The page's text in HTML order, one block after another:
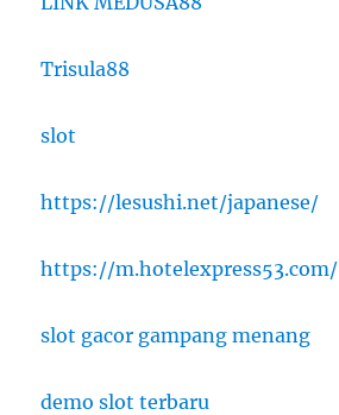
Trisula88
slot
https://lesushi.net/japanese/
https://m.hotelexpress53.com/
slot gacor gampang menang
demo slot terbaru